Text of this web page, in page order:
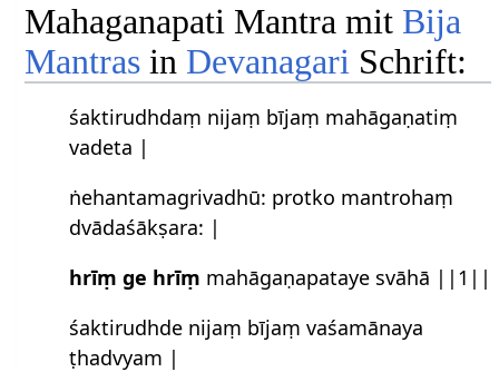
Mahaganapati Mantra mit Bija
Mantras in Devanagari Schrift:
śaktirudhdaṃ nijaṃ bījaṃ mahāgaṇatiṃ
vadeta |
ṅehantamagrivadhū: protko mantrohaṃ
dvādaśākṣara​: |
hrīṃ ge hrīṃ mahāgaṇapataye svāhā ||1||​
śaktirudhde nijaṃ bījaṃ vaśamānaya
ṭhadvyam |